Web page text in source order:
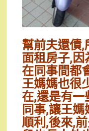
幫前夫還債
面租房子,
在同事間都
王媽媽也很
在,還是有
同事,讓王
順利,後來,